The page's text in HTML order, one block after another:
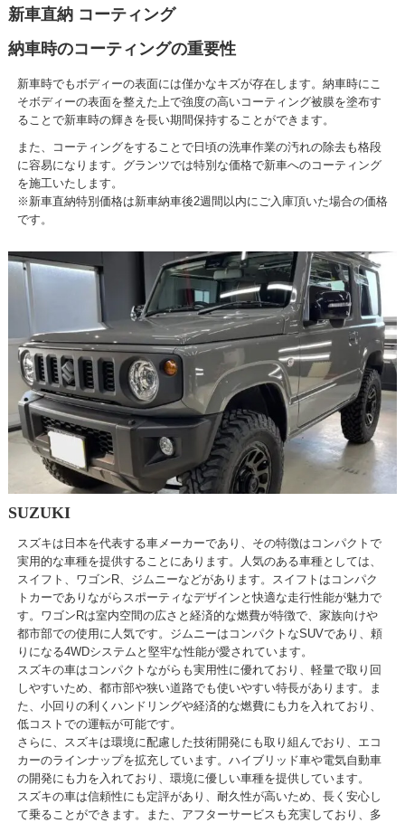
新車直納 コーティング
納車時のコーティングの重要性
新車時でもボディーの表面には僅かなキズが存在します。納車時にこ
そボディーの表面を整えた上で強度の高いコーティング被膜を塗布す
ることで新車時の輝きを長い期間保持することができます。
また、コーティングをすることで日頃の洗車作業の汚れの除去も格段
に容易になります。グランツでは特別な価格で新車へのコーティング
を施工いたします。
※新車直納特別価格は新車納車後2週間以内にご入庫頂いた場合の価格
です。
SUZUKI
スズキは日本を代表する車メーカーであり、その特徴はコンパクトで
実用的な車種を提供することにあります。人気のある車種としては、
スイフト、ワゴンR、ジムニーなどがあります。スイフトはコンパク
トカーでありながらスポーティなデザインと快適な走行性能が魅力で
す。ワゴンRは室内空間の広さと経済的な燃費が特徴で、家族向けや
都市部での使用に人気です。ジムニーはコンパクトなSUVであり、頼
りになる4WDシステムと堅牢な性能が愛されています。
スズキの車はコンパクトながらも実用性に優れており、軽量で取り回
しやすいため、都市部や狭い道路でも使いやすい特長があります。ま
た、小回りの利くハンドリングや経済的な燃費にも力を入れており、
低コストでの運転が可能です。
さらに、スズキは環境に配慮した技術開発にも取り組んでおり、エコ
カーのラインナップを拡充しています。ハイブリッド車や電気自動車
の開発にも力を入れており、環境に優しい車種を提供しています。
スズキの車は信頼性にも定評があり、耐久性が高いため、長く安心し
て乗ることができます。また、アフターサービスも充実しており、多